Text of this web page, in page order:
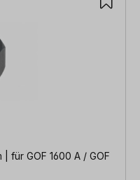
für GOF 1600 A / GOF